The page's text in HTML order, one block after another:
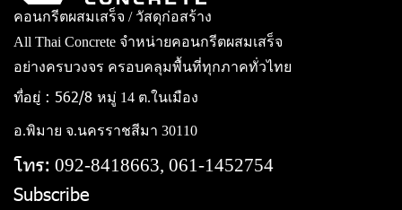
คอนกรีตผสมเสร็จ / วัสดุก่อสร้าง
All Thai Concrete จำหน่ายคอนกรีตผสมเสร็จ
อย่างครบวงจร ครอบคลุมพื้นที่ทุกภาคทั่วไทย
ที่อยู่ : 562/8 หมู่ 14 ต.ในเมือง
อ.พิมาย จ.นครราชสีมา 30110
โทร: 092-8418663, 061-1452754
Subscribe